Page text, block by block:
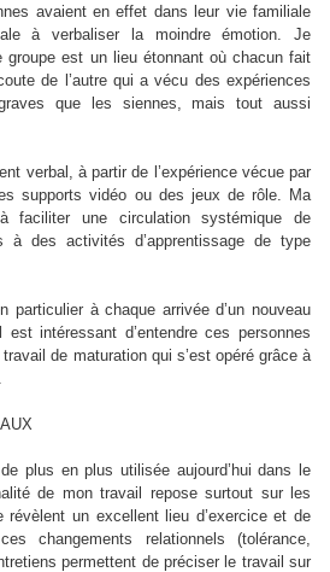
avaient en effet dans leur vie familiale
à verbaliser la moindre émotion. Je
groupe est un lieu étonnant où chacun fait
de l’autre qui a vécu des expériences
que les siennes, mais tout aussi
verbal, à partir de l’expérience vécue par
supports vidéo ou des jeux de rôle. Ma
faciliter une circulation systémique de
à des activités d’apprentissage de type
particulier à chaque arrivée d’un nouveau
intéressant d’entendre ces personnes
de maturation qui s’est opéré grâce à
plus en plus utilisée aujourd’hui dans le
de mon travail repose surtout sur les
un excellent lieu d’exercice et de
changements relationnels (tolérance,
permettent de préciser le travail sur